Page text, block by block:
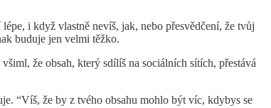
i když vlastně nevíš, jak, nebo přesvědčení, že tvůj
buduje jen velmi těžko.
že obsah, který sdílíš na sociálních sítích, přestává
“Víš, že by z tvého obsahu mohlo být víc, kdybys se